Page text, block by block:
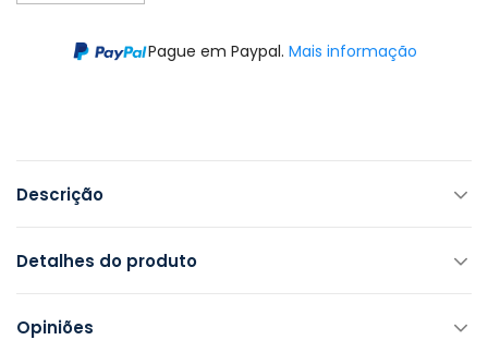
Pague em Paypal. Mais informação
Descrição
Detalhes do produto
Opiniões